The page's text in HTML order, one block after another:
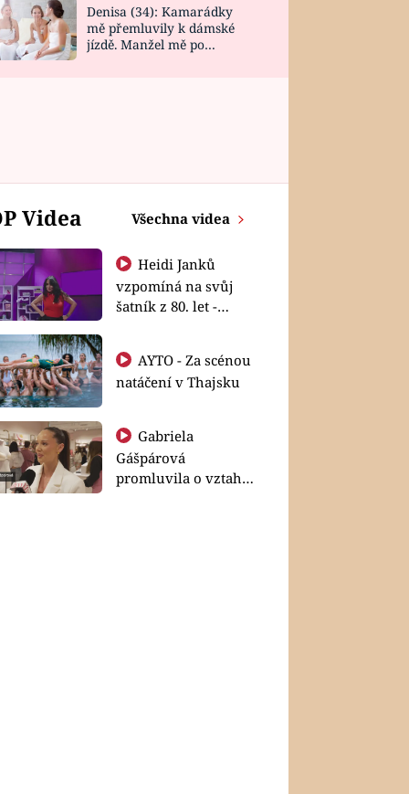
Denisa (34): Kamarádky
mě přemluvily k dámské
jízdě. Manžel mě po
Videa Všechna videa
Heidi Janků
vzpomíná na svůj
šatník z 80. let -
natáčení v Thajsku
Gabriela
Gášpárová
promluvila o vztahu